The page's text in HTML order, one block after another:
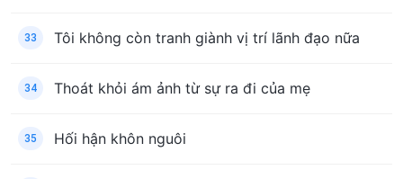
33 Tôi không còn tranh giành vị trí lãnh đạo nữa
34 Thoát khỏi ám ảnh từ sự ra đi của mẹ
35 Hối hận khôn nguôi